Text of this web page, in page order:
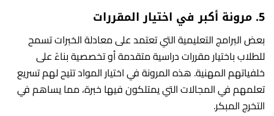
5. مرونة أكبر في اختيار المقررات
بعض البرامج التعليمية التي تعتمد على معادلة الخبرات تسمح
للطلاب باختيار مقررات دراسية متقدمة أو تخصصية بناءً على
خلفياتهم المهنية. هذه المرونة في اختيار المواد تتيح لهم تسريع
تعلمهم في المجالات التي يمتلكون فيها خبرة، مما يساهم في
التخرج المبكر.